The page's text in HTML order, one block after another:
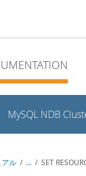
MySQL NDB
アル / ... / SET